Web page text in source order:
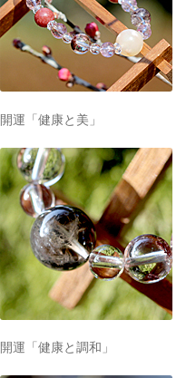
開運「健康と美」
開運「健康と調和」